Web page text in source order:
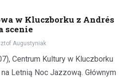
w Kluczborku z Andrés
scenie
Augustyniak
Centrum Kultury w Kluczborku
Letnią Noc Jazzową. Głównym